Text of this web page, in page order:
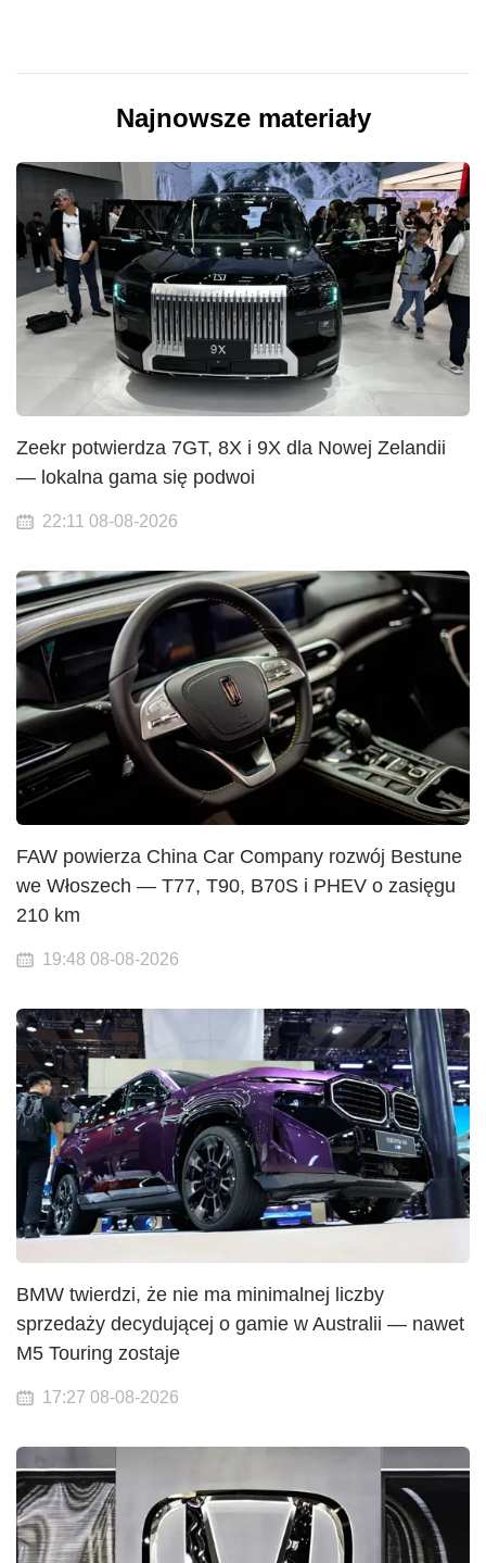
Najnowsze materiały
Zeekr potwierdza 7GT, 8X i 9X dla Nowej Zelandii
— lokalna gama się podwoi
22:11 08-08-2026
FAW powierza China Car Company rozwój Bestune
we Włoszech — T77, T90, B70S i PHEV o zasięgu
210 km
19:48 08-08-2026
BMW twierdzi, że nie ma minimalnej liczby
sprzedaży decydującej o gamie w Australii — nawet
M5 Touring zostaje
17:27 08-08-2026